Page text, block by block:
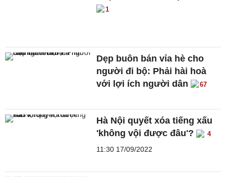
1
Dẹp buôn bán vỉa hè cho
người đi bộ: Phải hài hoà
với lợi ích người dân
67
Hà Nội quyết xóa tiếng xấu
'không vội được đâu'?
4
11:30 17/09/2022